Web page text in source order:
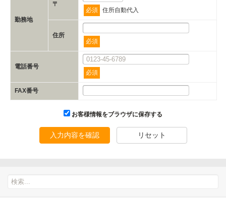
勤務地
〒
必須
住所自動代入
住所
必須
電話番号
必須
FAX番号
お客様情報をブラウザに保存する
入力内容を確認 リセット